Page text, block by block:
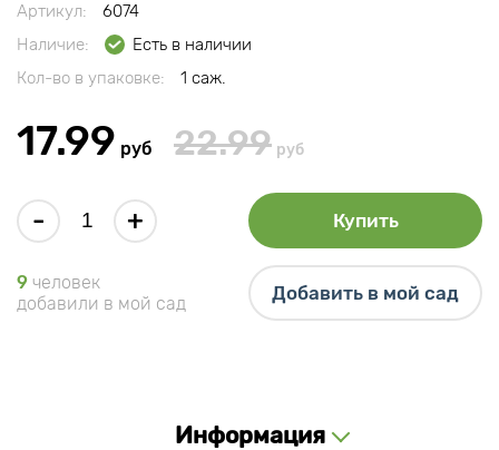
Артикул:
6074
Наличие:
Есть в наличии
Кол-во в упаковке:
1 саж.
17.99 руб 22.99 руб
- + Купить
9 человек
добавили в мой сад
Добавить в мой сад
Информация